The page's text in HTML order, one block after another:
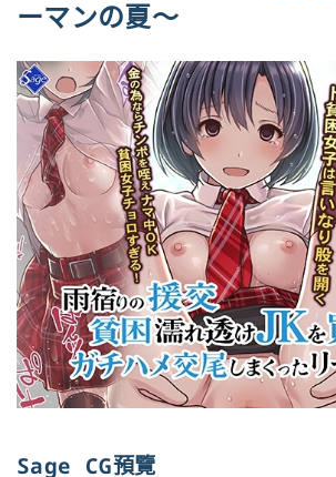
ーマンの夏～
Sage CG預覽